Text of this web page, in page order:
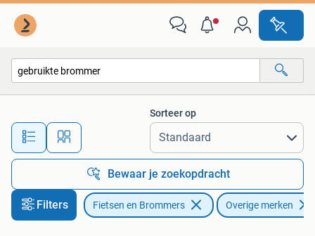
Alle afstanden…
Sorteer op
Bewaar je zoekopdracht
Filters Fietsen en Brommers Overige merken